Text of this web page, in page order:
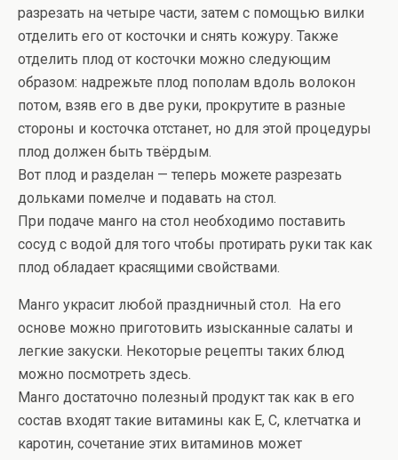
разрезать на четыре части, затем с помощью вилки
отделить его от косточки и снять кожуру. Также
отделить плод от косточки можно следующим
образом: надрежьте плод пополам вдоль волокон
потом, взяв его в две руки, прокрутите в разные
стороны и косточка отстанет, но для этой процедуры
плод должен быть твёрдым.
Вот плод и разделан — теперь можете разрезать
дольками помелче и подавать на стол.
При подаче манго на стол необходимо поставить
сосуд с водой для того чтобы протирать руки так как
плод обладает красящими свойствами.
Манго украсит любой праздничный стол. На его
основе можно приготовить изысканные салаты и
легкие закуски. Некоторые рецепты таких блюд
можно посмотреть здесь.
Манго достаточно полезный продукт так как в его
состав входят такие витамины как Е, С, клетчатка и
каротин, сочетание этих витаминов может